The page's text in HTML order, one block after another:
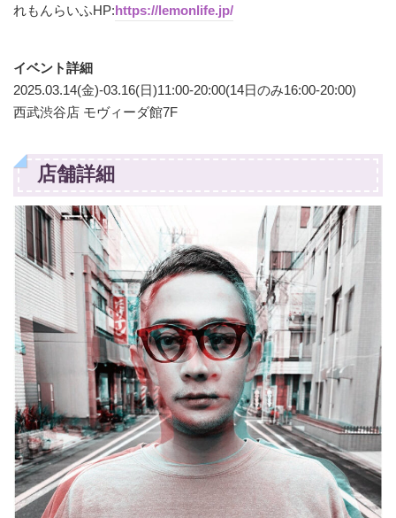
れもんらいふHP:https://lemonlife.jp/
イベント詳細
2025.03.14(金)-03.16(日)11:00-20:00(14日のみ16:00-20:00)
西武渋谷店 モヴィーダ館7F
店舗詳細